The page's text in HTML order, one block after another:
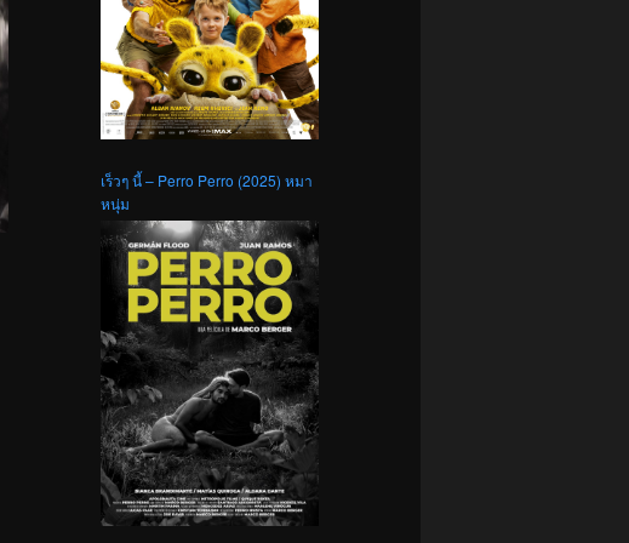
เร็วๆ นี้ – Perro Perro (2025) หมา
หนุ่ม